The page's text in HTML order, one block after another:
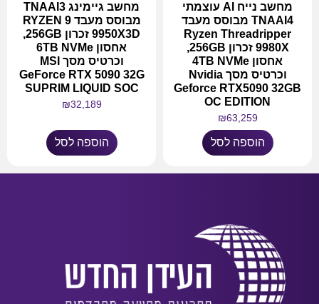
מחשב נייח AI עוצמתי
TNAAI4 מבוסס מעבד
Ryzen Threadripper
9980X זכרון 256GB,
אחסון 4TB NVMe
וכרטיס מסך Nvidia
Geforce RTX5090 32GB
OC EDITION
₪63,259
הוספה לסל
מחשב גיימינג TNAAI3
מבוסס מעבד RYZEN 9
9950X3D זכרון 256GB,
אחסון 6TB NVMe
וכרטיס מסך MSI
GeForce RTX 5090 32G
SUPRIM LIQUID SOC
₪32,189
הוספה לסל